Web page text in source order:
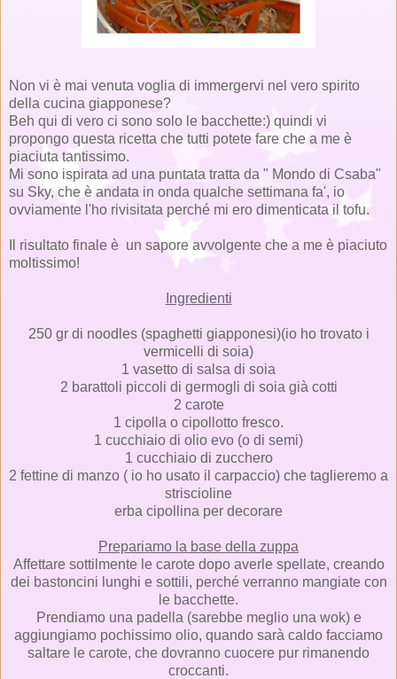
Non vi è mai venuta voglia di immergervi nel vero spirito
della cucina giapponese?
Beh qui di vero ci sono solo le bacchette:) quindi vi
propongo questa ricetta che tutti potete fare che a me è
piaciuta tantissimo.
Mi sono ispirata ad una puntata tratta da " Mondo di Csaba"
su Sky, che è andata in onda qualche settimana fa', io
ovviamente l'ho rivisitata perché mi ero dimenticata il tofu.
Il risultato finale è un sapore avvolgente che a me è piaciuto
moltissimo!
Ingredienti
250 gr di noodles (spaghetti giapponesi)(io ho trovato i
vermicelli di soia)
1 vasetto di salsa di soia
2 barattoli piccoli di germogli di soia già cotti
2 carote
1 cipolla o cipollotto fresco.
1 cucchiaio di olio evo (o di semi)
1 cucchiaio di zucchero
2 fettine di manzo ( io ho usato il carpaccio) che taglieremo a
striscioline
erba cipollina per decorare
Prepariamo la base della zuppa
Affettare sottilmente le carote dopo averle spellate, creando
dei bastoncini lunghi e sottili, perché verranno mangiate con
le bacchette.
Prendiamo una padella (sarebbe meglio una wok) e
aggiungiamo pochissimo olio, quando sarà caldo facciamo
saltare le carote, che dovranno cuocere pur rimanendo
croccanti.